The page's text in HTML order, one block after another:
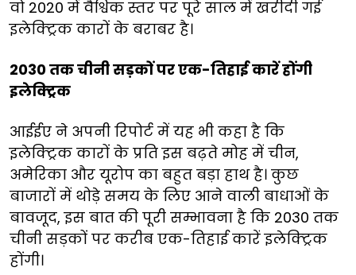
वो 2020 में वैश्विक स्तर पर पूरे साल में खरीदी गई
इलेक्ट्रिक कारों के बराबर है।
2030 तक चीनी सड़कों पर एक-तिहाई कारें होंगी
इलेक्ट्रिक
आईईए ने अपनी रिपोर्ट में यह भी कहा है कि
इलेक्ट्रिक कारों के प्रति इस बढ़ते मोह में चीन,
अमेरिका और यूरोप का बहुत बड़ा हाथ है। कुछ
बाजारों में थोड़े समय के लिए आने वाली बाधाओं के
बावजूद, इस बात की पूरी सम्भावना है कि 2030 तक
चीनी सड़कों पर करीब एक-तिहाई कारें इलेक्ट्रिक
होंगी।